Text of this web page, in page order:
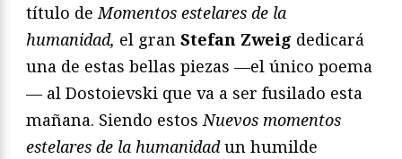
título deMomentos estelares de la
humanidad, el gran Stefan Zweig dedicará
una de estas bellas piezas —el único poema
— al Dostoievski que va a ser fusilado esta
mañana. Siendo estosNuevos momentos
estelares de la humanidadun humilde